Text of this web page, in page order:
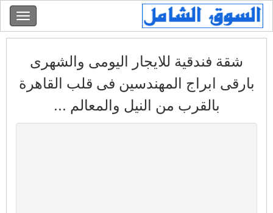
شقة فندقية للايجار اليومى والشهرى
بارقى ابراج المهندسين فى قلب القاهرة
بالقرب من النيل والمعالم ...